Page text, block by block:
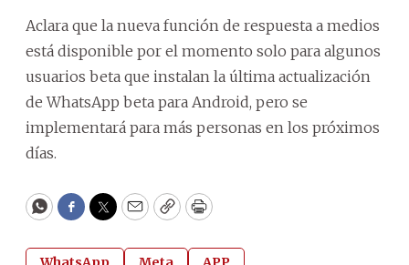
Aclara que la nueva función de respuesta a medios
está disponible por el momento solo para algunos
usuarios beta que instalan la última actualización
de WhatsApp beta para Android, pero se
implementará para más personas en los próximos
días.
WhatsApp
Facebook
Twitter
EmailCopyPrint